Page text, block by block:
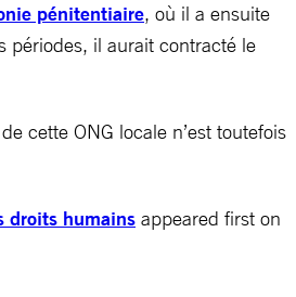
pénitentiaire, où il a ensuite
périodes, il aurait contracté le
cette ONG locale n’est toutefois
droits humains appeared first on